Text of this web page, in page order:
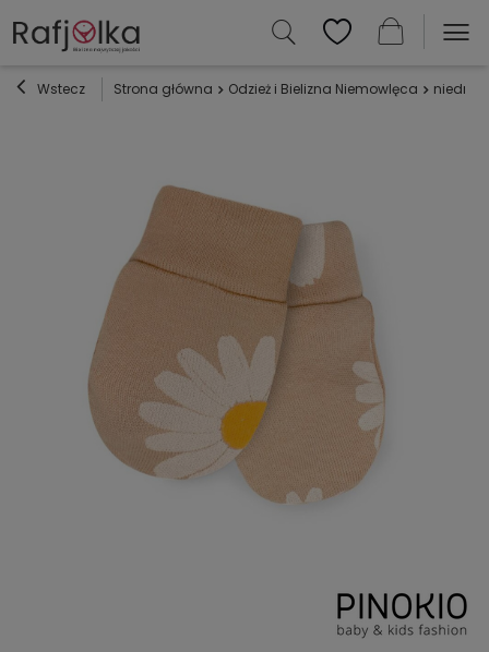
Wstecz Strona główna Odzież i Bielizna Niemowlęca